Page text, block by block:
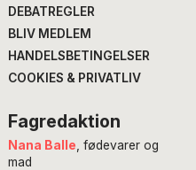
DEBATREGLER
BLIV MEDLEM
HANDELSBETINGELSER
COOKIES & PRIVATLIV
Fagredaktion
Nana Balle , fødevarer og
mad